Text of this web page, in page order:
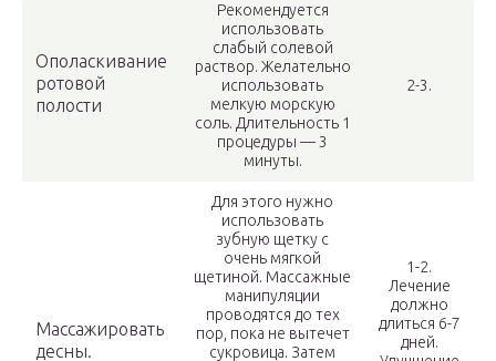
Ополаскивание
ротовой
полости
Рекомендуется
использовать
слабый солевой
раствор. Желательно
использовать
мелкую морскую
соль. Длительность 1
процедуры — 3
минуты.
2-3.
Массажировать
десны.
Для этого нужно
использовать
зубную щетку с
очень мягкой
щетиной. Массажные
манипуляции
проводятся до тех
пор, пока не вытечет
сукровица. Затем
1-2.
Лечение
должно
длиться 6-7
дней.